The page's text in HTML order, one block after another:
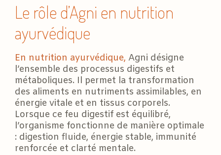
Le rôle d’Agni en nutrition
ayurvédique
En nutrition ayurvédique, Agni désigne
l’ensemble des processus digestifs et
métaboliques. Il permet la transformation
des aliments en nutriments assimilables, en
énergie vitale et en tissus corporels.
Lorsque ce feu digestif est équilibré,
l’organisme fonctionne de manière optimale
: digestion fluide, énergie stable, immunité
renforcée et clarté mentale.